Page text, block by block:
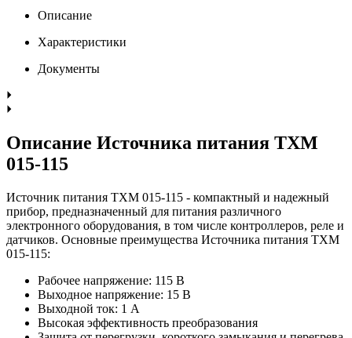
Описание
Характеристики
Документы
Описание Источника питания TXM
015-115
Источник питания TXM 015-115 - компактный и надежный
прибор, предназначенный для питания различного
электронного оборудования, в том числе контроллеров, реле и
датчиков. Основные преимущества Источника питания TXM
015-115:
Рабочее напряжение: 115 В
Выходное напряжение: 15 В
Выходной ток: 1 А
Высокая эффективность преобразования